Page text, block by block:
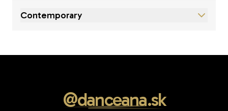
Contemporary
@danceana.sk